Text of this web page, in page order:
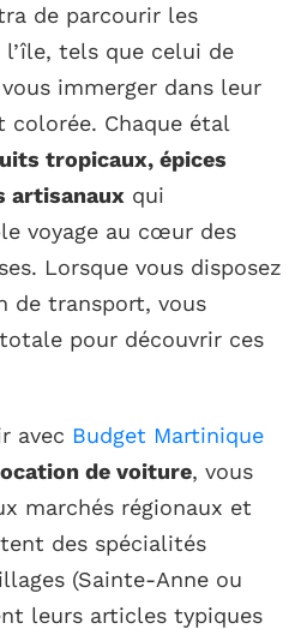
de parcourir les
tels que celui de
immerger dans leur
colorée. Chaque étal
tropicaux, épices
artisanaux qui
voyage au cœur des
Lorsque vous disposez
de transport, vous
pour découvrir ces
avec Budget Martinique
de voiture, vous
marchés régionaux et
des spécialités
(Sainte-Anne ou
leurs articles typiques